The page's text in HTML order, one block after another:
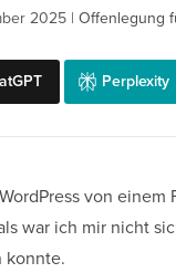
2025 | Offenlegung
Perplexity
von
war ich mir nicht
konnte.